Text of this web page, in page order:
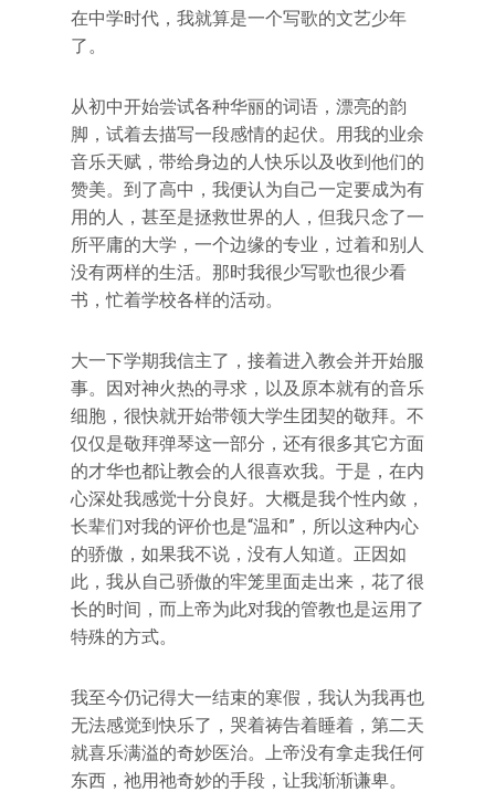
在中学时代，我就算是一个写歌的文艺少年
了。
从初中开始尝试各种华丽的词语，漂亮的韵
脚，试着去描写一段感情的起伏。用我的业余
音乐天赋，带给身边的人快乐以及收到他们的
赞美。到了高中，我便认为自己一定要成为有
用的人，甚至是拯救世界的人，但我只念了一
所平庸的大学，一个边缘的专业，过着和别人
没有两样的生活。那时我很少写歌也很少看
书，忙着学校各样的活动。
大一下学期我信主了，接着进入教会并开始服
事。因对神火热的寻求，以及原本就有的音乐
细胞，很快就开始带领大学生团契的敬拜。不
仅仅是敬拜弹琴这一部分，还有很多其它方面
的才华也都让教会的人很喜欢我。于是，在内
心深处我感觉十分良好。大概是我个性内敛，
长辈们对我的评价也是“温和”，所以这种内心
的骄傲，如果我不说，没有人知道。正因如
此，我从自己骄傲的牢笼里面走出来，花了很
长的时间，而上帝为此对我的管教也是运用了
特殊的方式。
我至今仍记得大一结束的寒假，我认为我再也
无法感觉到快乐了，哭着祷告着睡着，第二天
就喜乐满溢的奇妙医治。上帝没有拿走我任何
东西，祂用祂奇妙的手段，让我渐渐谦卑。